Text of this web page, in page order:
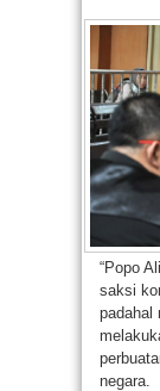
“Popo
saksi
padahal
negara.